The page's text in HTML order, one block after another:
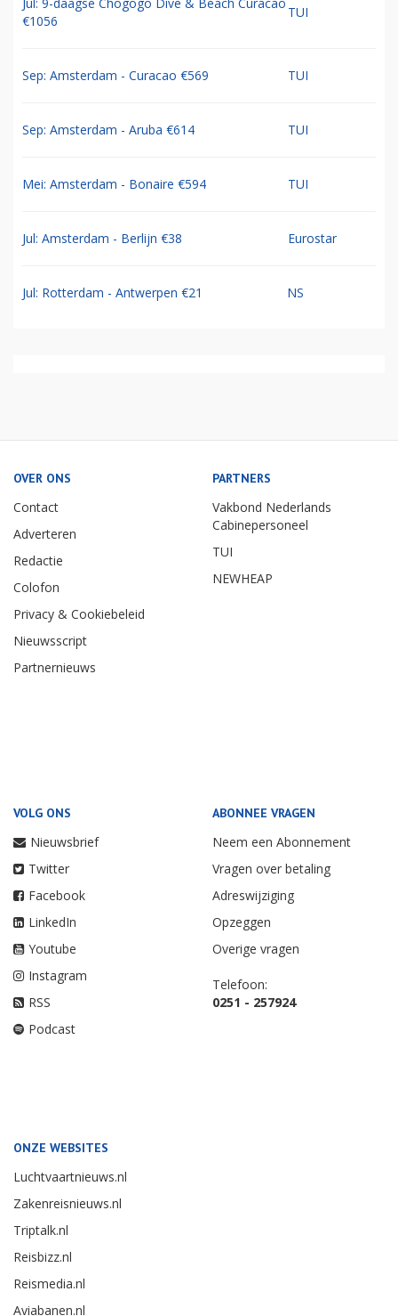
€1056
TUI
Sep: Amsterdam - Curacao €569 TUI
Sep: Amsterdam - Aruba €614 TUI
Mei: Amsterdam - Bonaire €594 TUI
Jul: Amsterdam - Berlijn €38 Eurostar
Jul: Rotterdam - Antwerpen €21 NS
OVER ONS
Contact
Adverteren
Redactie
Colofon
Privacy & Cookiebeleid
Nieuwsscript
Partnernieuws
PARTNERS
Vakbond Nederlands
Cabinepersoneel
TUI
NEWHEAP
VOLG ONS
Nieuwsbrief
Twitter
Facebook
LinkedIn
Youtube
Instagram
RSS
Podcast
ABONNEE VRAGEN
Neem een Abonnement
Vragen over betaling
Adreswijziging
Opzeggen
Overige vragen
Telefoon:
0251 - 257924
ONZE WEBSITES
Luchtvaartnieuws.nl
Zakenreisnieuws.nl
Triptalk.nl
Reisbizz.nl
Reismedia.nl
Aviabanen.nl